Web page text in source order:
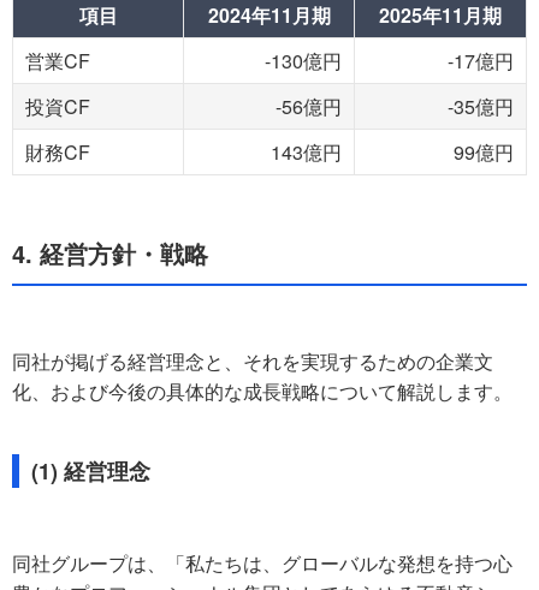
項目 2024年11月期
2025年11月期
営業CF
-130億円
-17億円
投資CF
-56億円
-35億円
財務CF
143億円 99億円
4. 経営方針・戦略
同社が掲げる経営理念と、それを実現するための企業文
化、および今後の具体的な成長戦略について解説します。
(1) 経営理念
同社グループは、「私たちは、グローバルな発想を持つ心